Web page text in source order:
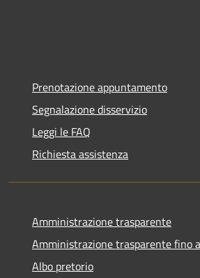
Prenotazione appuntamento
Segnalazione disservizio
Leggi le FAQ
Richiesta assistenza
Amministrazione trasparente
Amministrazione trasparente fino
Albo pretorio